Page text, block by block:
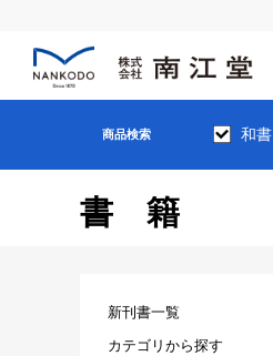
商品検索 和書
書籍
新刊書一覧
カテゴリから探す